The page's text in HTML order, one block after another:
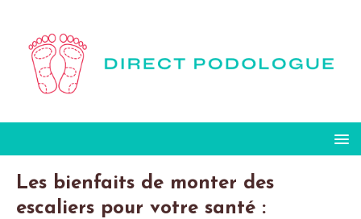
Les bienfaits de monter des
escaliers pour votre santé :